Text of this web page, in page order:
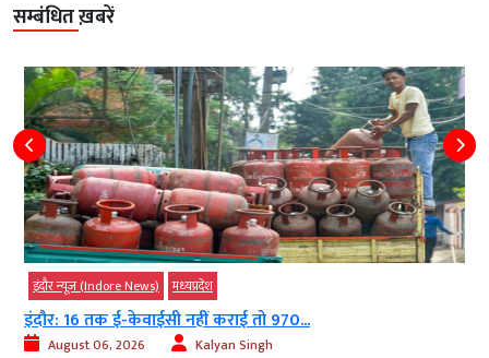
सम्बंधित ख़बरें
इंदौर न्यूज़ (Indore News) मध्‍यप्रदेश
इंदौर: 16 तक ई-केवाईसी नहीं कराई तो 970...
August 06, 2026 Kalyan Singh